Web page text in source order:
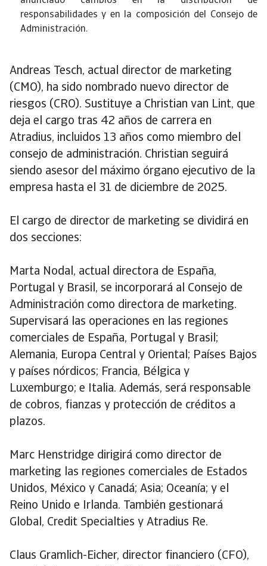
Andreas Tesch, actual director de marketing
(CMO), ha sido nombrado nuevo director de
riesgos (CRO). Sustituye a Christian van Lint, que
deja el cargo tras 42 años de carrera en
Atradius, incluidos 13 años como miembro del
consejo de administración. Christian seguirá
siendo asesor del máximo órgano ejecutivo de la
empresa hasta el 31 de diciembre de 2025.
El cargo de director de marketing se dividirá en
dos secciones:
Marta Nodal, actual directora de España,
Portugal y Brasil, se incorporará al Consejo de
Administración como directora de marketing.
Supervisará las operaciones en las regiones
comerciales de España, Portugal y Brasil;
Alemania, Europa Central y Oriental; Países Bajos
y países nórdicos; Francia, Bélgica y
Luxemburgo; e Italia. Además, será responsable
de cobros, fianzas y protección de créditos a
plazos.
Marc Henstridge dirigirá como director de
marketing las regiones comerciales de Estados
Unidos, México y Canadá; Asia; Oceanía; y el
Reino Unido e Irlanda. También gestionará
Global, Credit Specialties y Atradius Re.
Claus Gramlich-Eicher, director financiero (CFO),
responsabilidades y en la composición del Consejo de
Administración.